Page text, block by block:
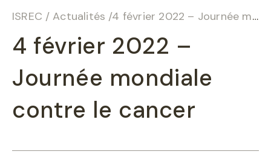
ISREC / Actualités /4 février 2022 – Journée mondiale contre le cancer
4 février 2022 –
Journée mondiale
contre le cancer